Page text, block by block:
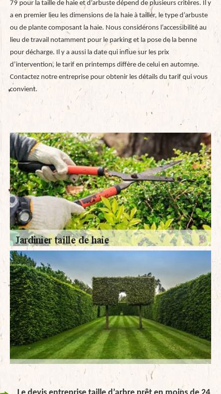
79 pour la taille de haie et d’arbuste dépend de plusieurs critères. Il y
a en premier lieu les dimensions de la haie à tailler, le type d’arbuste
ou de plante composant la haie. Nous considérons l’accessibilité au
lieu de travail notamment pour le parking et la pose de la benne
pour décharge. Il y a aussi la date qui influe sur les prix
d’intervention, le tarif en printemps diffère de celui en automne.
Contactez notre entreprise pour obtenir les détails du tarif qui vous
convient.